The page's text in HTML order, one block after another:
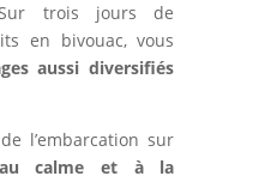
trois jours de
en bivouac, vous
aussi diversifiés
l’embarcation sur
au calme et à la